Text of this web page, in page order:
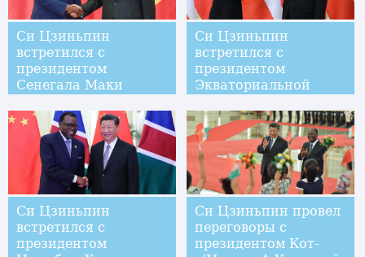
Си Цзиньпин
встретился с
президентом
Сенегала Маки
Си Цзиньпин
встретился с
президентом
Экваториальной
Обиангом Нгемой
Мбасого
Си Цзиньпин
встретился с
президентом
Си Цзиньпин провел
переговоры с
президентом Кот-